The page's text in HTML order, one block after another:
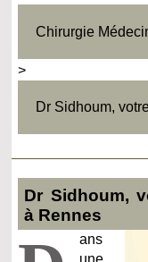
Chirurgie
>
Dr Sidhoum,
Dr Sidhoum,
à Rennes
ans